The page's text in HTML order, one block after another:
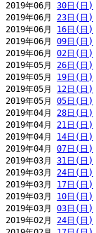
2019年06月 30日(日)
2019年06月 23日(日)
2019年06月 16日(日)
2019年06月 09日(日)
2019年06月 02日(日)
2019年05月 26日(日)
2019年05月 19日(日)
2019年05月 12日(日)
2019年05月 05日(日)
2019年04月 28日(日)
2019年04月 21日(日)
2019年04月 14日(日)
2019年04月 07日(日)
2019年03月 31日(日)
2019年03月 24日(日)
2019年03月 17日(日)
2019年03月 10日(日)
2019年03月 03日(日)
2019年02月 24日(日)